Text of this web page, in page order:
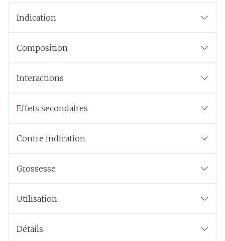
Indication
Composition
Interactions
Effets secondaires
Contre indication
Grossesse
Utilisation
Détails